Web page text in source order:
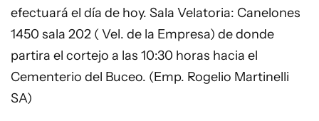
efectuará el día de hoy. Sala Velatoria: Canelones
1450 sala 202 ( Vel. de la Empresa) de donde
partira el cortejo a las 10:30 horas hacia el
Cementerio del Buceo. (Emp. Rogelio Martinelli
SA)